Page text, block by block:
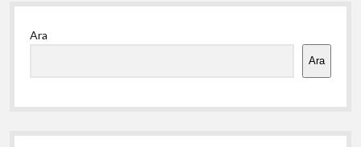
Yan
Menü
Ara
Ara